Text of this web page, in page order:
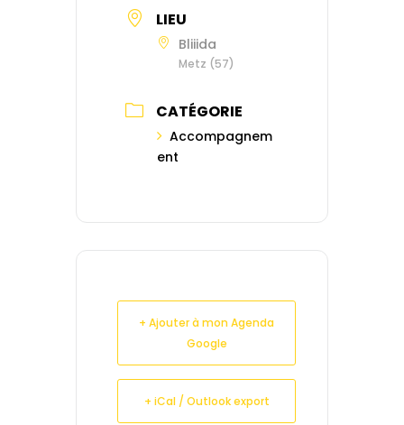
LIEU
Bliiida
Metz (57)
CATÉGORIE
Accompagnem
ent
+ Ajouter à mon Agenda
Google
+ iCal / Outlook export